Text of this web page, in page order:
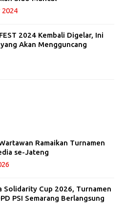
2024 Kembali Digelar, Ini
Akan Mengguncang
Ramaikan Turnamen
se-Jateng
Solidarity Cup 2026, Turnamen
PSI Semarang Berlangsung